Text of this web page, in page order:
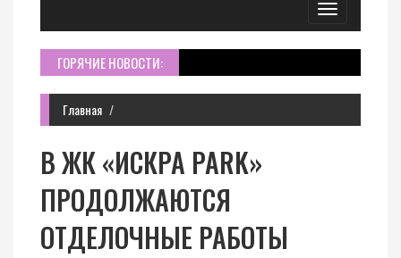
Toggle
navigation
ГОРЯЧИЕ НОВОСТИ:
Главная
В ЖК «ИСКРА PARK»
ПРОДОЛЖАЮТСЯ
ОТДЕЛОЧНЫЕ РАБОТЫ